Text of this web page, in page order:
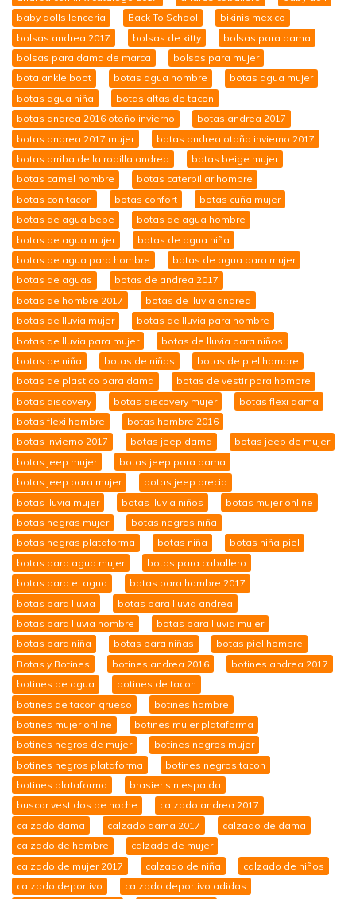
baby dolls lenceria
Back To School
bikinis mexico
bolsas andrea 2017
bolsas de kitty
bolsas para dama
bolsas para dama de marca
bolsos para mujer
bota ankle boot
botas agua hombre
botas agua mujer
botas agua niña
botas altas de tacon
botas andrea 2016 otoño invierno
botas andrea 2017
botas andrea 2017 mujer
botas andrea otoño invierno 2017
botas arriba de la rodilla andrea
botas beige mujer
botas camel hombre
botas caterpillar hombre
botas con tacon
botas confort
botas cuña mujer
botas de agua bebe
botas de agua hombre
botas de agua mujer
botas de agua niña
botas de agua para hombre
botas de agua para mujer
botas de aguas
botas de andrea 2017
botas de hombre 2017
botas de lluvia andrea
botas de lluvia mujer
botas de lluvia para hombre
botas de lluvia para mujer
botas de lluvia para niños
botas de niña
botas de niños
botas de piel hombre
botas de plastico para dama
botas de vestir para hombre
botas discovery
botas discovery mujer
botas flexi dama
botas flexi hombre
botas hombre 2016
botas invierno 2017
botas jeep dama
botas jeep de mujer
botas jeep mujer
botas jeep para dama
botas jeep para mujer
botas jeep precio
botas lluvia mujer
botas lluvia niños
botas mujer online
botas negras mujer
botas negras niña
botas negras plataforma
botas niña
botas niña piel
botas para agua mujer
botas para caballero
botas para el agua
botas para hombre 2017
botas para lluvia
botas para lluvia andrea
botas para lluvia hombre
botas para lluvia mujer
botas para niña
botas para niñas
botas piel hombre
Botas y Botines
botines andrea 2016
botines andrea 2017
botines de agua
botines de tacon
botines de tacon grueso
botines hombre
botines mujer online
botines mujer plataforma
botines negros de mujer
botines negros mujer
botines negros plataforma
botines negros tacon
botines plataforma
brasier sin espalda
buscar vestidos de noche
calzado andrea 2017
calzado dama
calzado dama 2017
calzado de dama
calzado de hombre
calzado de mujer
calzado de mujer 2017
calzado de niña
calzado de niños
calzado deportivo
calzado deportivo adidas